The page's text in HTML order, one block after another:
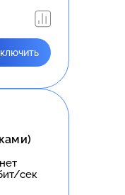
сек